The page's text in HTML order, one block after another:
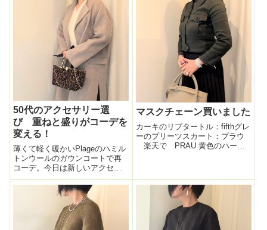
50代のアクセサリー選
び 重ねと盛りがコーデを
変える！
薄くて軽く暖かいPlageのハミル
トンウールのガウンコートで再
コーデ。今日は新しいアクセサ
リーを付けたくて選んだニッ
ト。胸元空いてるカシュクール
ニット。このニット、すごくフ
ワッとしてて。カシュクールだ
けど変にピタピタ感（うっふん
服になりがち...
マスクチェーン買いました
カーキのリブタートル：fifthグレ
ーのプリーツスカート：プラウ
楽天で PRAU 黄色のハーフ
お仕事で埼玉まで出張の日。電
車に乗る時間...